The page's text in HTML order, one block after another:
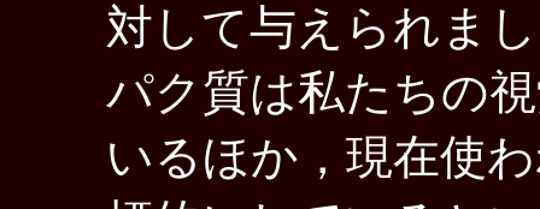
対して与えられま
パク質は私たちの
いるほか，現在使